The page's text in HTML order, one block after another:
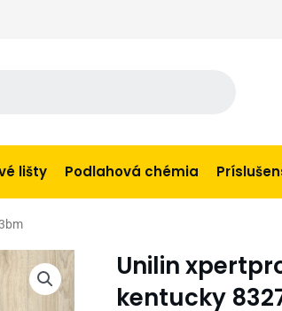
lišty Podlahová chémia
Unilin
kentucky